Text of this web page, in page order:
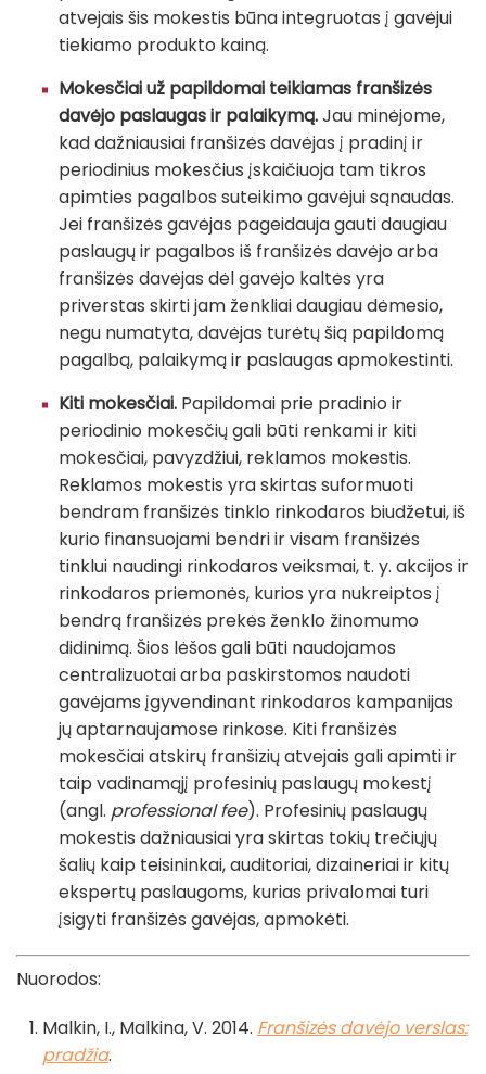
atvejais šis mokestis būna integruotas į gavėjui
tiekiamo produkto kainą.
Mokesčiai už papildomai teikiamas franšizės
davėjo paslaugas ir palaikymą.Jau minėjome,
kad dažniausiai franšizės davėjas į pradinį ir
periodinius mokesčius įskaičiuoja tam tikros
apimties pagalbos suteikimo gavėjui sąnaudas.
Jei franšizės gavėjas pageidauja gauti daugiau
paslaugų ir pagalbos iš franšizės davėjo arba
franšizės davėjas dėl gavėjo kaltės yra
priverstas skirti jam ženkliai daugiau dėmesio,
negu numatyta, davėjas turėtų šią papildomą
pagalbą, palaikymą ir paslaugas apmokestinti.
Kiti mokesčiai. Papildomai prie pradinio ir
periodinio mokesčių gali būti renkami ir kiti
mokesčiai, pavyzdžiui, reklamos mokestis.
Reklamos mokestis yra skirtas suformuoti
bendram franšizės tinklo rinkodaros biudžetui, iš
kurio finansuojami bendri ir visam franšizės
tinklui naudingi rinkodaros veiksmai, t. y. akcijos ir
rinkodaros priemonės, kurios yra nukreiptos į
bendrą franšizės prekės ženklo žinomumo
didinimą. Šios lėšos gali būti naudojamos
centralizuotai arba paskirstomos naudoti
gavėjams įgyvendinant rinkodaros kampanijas
jų aptarnaujamose rinkose. Kiti franšizės
mokesčiai atskirų franšizių atvejais gali apimti ir
taip vadinamąjį profesinių paslaugų mokestį
(angl. professional fee). Profesinių paslaugų
mokestis dažniausiai yra skirtas tokių trečiųjų
šalių kaip teisininkai, auditoriai, dizaineriai ir kitų
ekspertų paslaugoms, kurias privalomai turi
įsigyti franšizės gavėjas, apmokėti.
Nuorodos:
Malkin, I., Malkina, V. 2014. Franšizės davėjo verslas:
pradžia.